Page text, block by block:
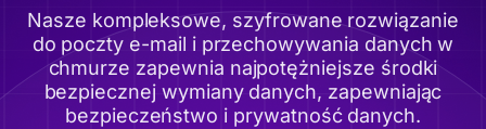
Nasze kompleksowe, szyfrowane rozwiązanie
do poczty e-mail i przechowywania danych w
chmurze zapewnia najpotężniejsze środki
bezpiecznej wymiany danych, zapewniając
bezpieczeństwo i prywatność danych.